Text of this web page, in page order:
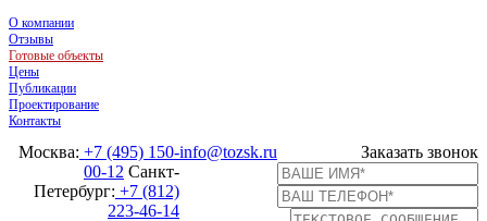
О компании
Отзывы
Готовые объекты
Цены
Публикации
Проектирование
Контакты
Москва: +7 (495) 150-
00-12 Санкт-
Петербург: +7 (812)
223-46-14
info@tozsk.ru Заказать звонок